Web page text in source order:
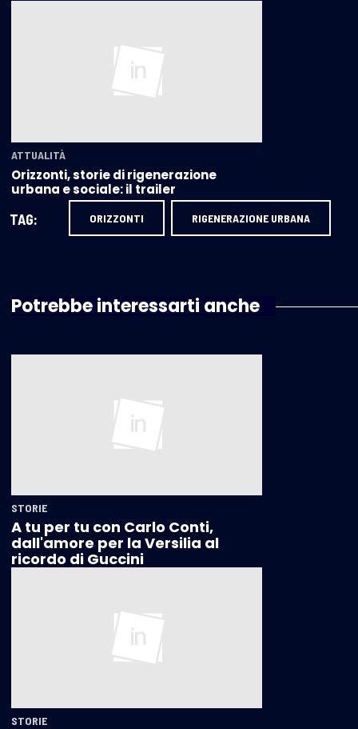
ATTUALITÀ
Orizzonti, storie di rigenerazione
urbana e sociale: il trailer
TAG: ORIZZONTI RIGENERAZIONE URBANA
Potrebbe interessarti anche
STORIE
A tu per tu con Carlo Conti,
dall'amore per la Versilia al
ricordo di Guccini
STORIE